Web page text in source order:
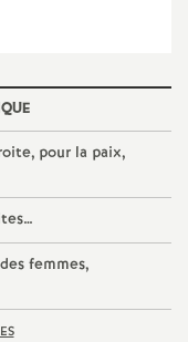
n
s
i
pour la paix,
femmes,